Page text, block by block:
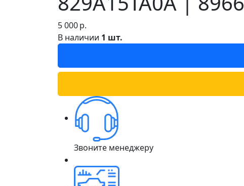
5 000р.
В наличии 1 шт.
Звоните менеджеру